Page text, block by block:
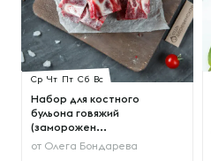
Ср Чт Пт Сб Вс
Набор для костного
бульона говяжий
(заморожен...
от Олега Бондарева